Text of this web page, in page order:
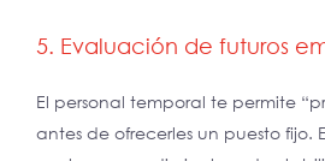
5. Evaluación de futuros
El personal temporal te permite
antes de ofrecerles un puesto fijo.